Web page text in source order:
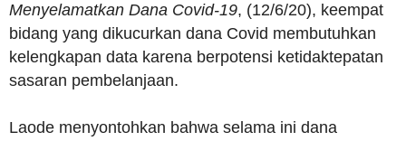
Menyelamatkan Dana Covid-19, (12/6/20), keempat
bidang yang dikucurkan dana Covid membutuhkan
kelengkapan data karena berpotensi ketidaktepatan
sasaran pembelanjaan.
Laode menyontohkan bahwa selama ini dana